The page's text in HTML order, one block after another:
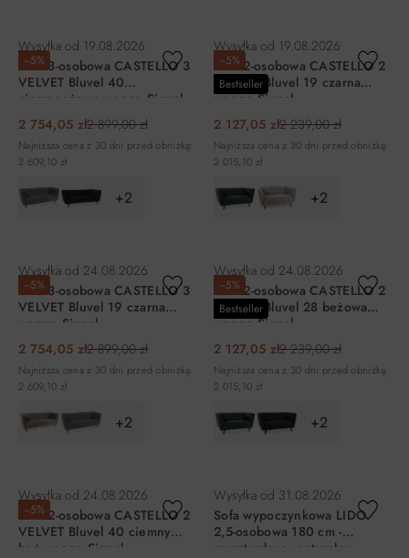
−5%
Wysyłka od 19.08.2026
Sofa 3-osobowa CASTELLO 3
VELVET Bluvel 40
ciemnoeżowa wenge Signal
2 754,05 zł2 899,00 zł
Najniższa cena z 30 dni przed obniżką:
2 609,10 zł
+2
−5%
Bestseller
Wysyłka od 19.08.2026
Sofa 2-osobowa CASTELLO 2
VELVET Bluvel 19 czarna
wenge Signal
2 127,05 zł2 239,00 zł
Najniższa cena z 30 dni przed obniżką:
2 015,10 zł
+2
−5%
Wysyłka od 24.08.2026
Sofa 3-osobowa CASTELLO 3
VELVET Bluvel 19 czarna
wenge Signal
2 754,05 zł2 899,00 zł
Najniższa cena z 30 dni przed obniżką:
2 609,10 zł
+2
−5%
Bestseller
Wysyłka od 24.08.2026
Sofa 2-osobowa CASTELLO 2
VELVET Bluvel 28 beżowa
wenge Signal
2 127,05 zł2 239,00 zł
Najniższa cena z 30 dni przed obniżką:
2 015,10 zł
+2
−5%
Wysyłka od 24.08.2026
Sofa 2-osobowa CASTELLO 2
VELVET Bluvel 40 ciemny
beż wenge Signal
Wysyłka od 31.08.2026
Sofa wypoczynkowa LIDO
2,5-osobowa 180 cm -
musztardowy, naturalny